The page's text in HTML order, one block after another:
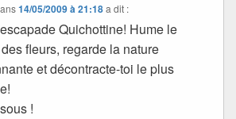
14/05/2009 à 21:18 a dit :
Quichottine! Hume le
fleurs, regarde la nature
et décontracte-toi le plus
!